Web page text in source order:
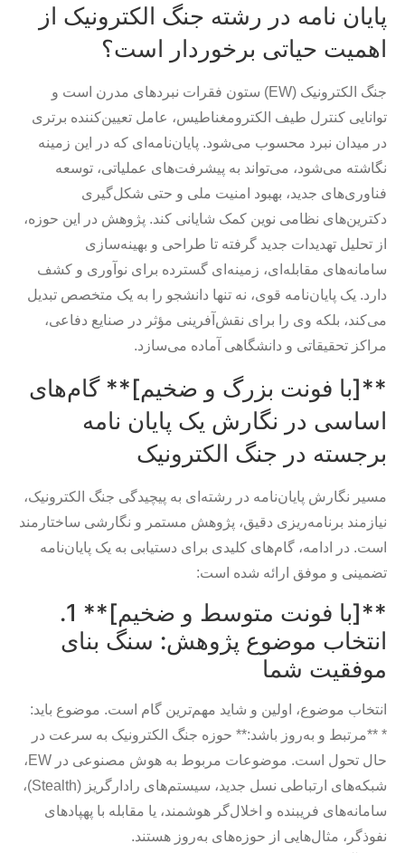
پایان نامه در رشته جنگ الکترونیک از
اهمیت حیاتی برخوردار است؟
جنگ الکترونیک (EW) ستون فقرات نبردهای مدرن است و
توانایی کنترل طیف الکترومغناطیس، عامل تعیین‌کننده برتری
در میدان نبرد محسوب می‌شود. پایان‌نامه‌ای که در این زمینه
نگاشته می‌شود، می‌تواند به پیشرفت‌های عملیاتی، توسعه
فناوری‌های جدید، بهبود امنیت ملی و حتی شکل‌گیری
دکترین‌های نظامی نوین کمک شایانی کند. پژوهش در این حوزه،
از تحلیل تهدیدات جدید گرفته تا طراحی و بهینه‌سازی
سامانه‌های مقابله‌ای، زمینه‌ای گسترده برای نوآوری و کشف
دارد. یک پایان‌نامه قوی، نه تنها دانشجو را به یک متخصص تبدیل
می‌کند، بلکه وی را برای نقش‌آفرینی مؤثر در صنایع دفاعی،
مراکز تحقیقاتی و دانشگاهی آماده می‌سازد.
**[با فونت بزرگ و ضخیم]** گام‌های
اساسی در نگارش یک پایان نامه
برجسته در جنگ الکترونیک
مسیر نگارش پایان‌نامه در رشته‌ای به پیچیدگی جنگ الکترونیک،
نیازمند برنامه‌ریزی دقیق، پژوهش مستمر و نگارشی ساختارمند
است. در ادامه، گام‌های کلیدی برای دستیابی به یک پایان‌نامه
تضمینی و موفق ارائه شده است:
**[با فونت متوسط و ضخیم]** 1.
انتخاب موضوع پژوهش: سنگ بنای
موفقیت شما
انتخاب موضوع، اولین و شاید مهم‌ترین گام است. موضوع باید:
* **مرتبط و به‌روز باشد:** حوزه جنگ الکترونیک به سرعت در
حال تحول است. موضوعات مربوط به هوش مصنوعی در EW،
شبکه‌های ارتباطی نسل جدید، سیستم‌های رادارگریز (Stealth)،
سامانه‌های فریبنده و اخلال‌گر هوشمند، یا مقابله با پهپادهای
نفوذگر، مثال‌هایی از حوزه‌های به‌روز هستند.